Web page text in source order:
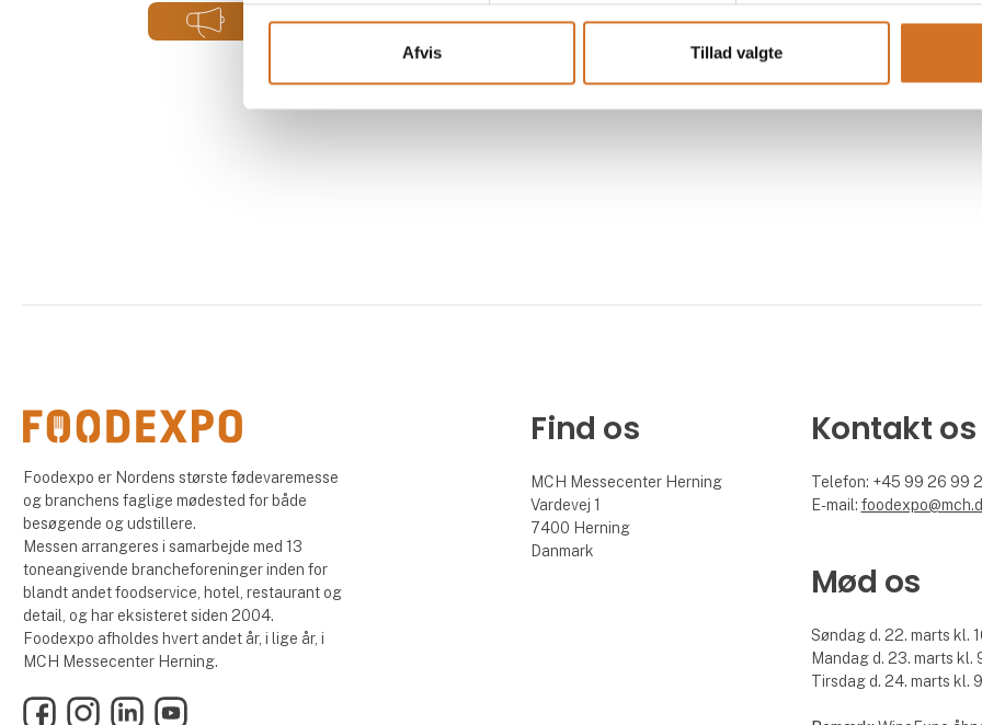
Afvis Tillad valgte
​Rasmus Bredahl
Foodexpo er Nordens største fødevaremesse
og branchens faglige mødested for både
besøgende og udstillere.
Messen arrangeres i samarbejde med 13
toneangivende brancheforeninger inden for
blandt andet foodservice, hotel, restaurant og
detail, og har eksisteret siden 2004.
Foodexpo afholdes hvert andet år, i lige år, i
MCH Messecenter Herning.
FacebookInstagramLinkedInYouTube
Find os
MCH Messecenter Herning
Vardevej 1
7400 Herning
Danmark
Kontakt os
Telefon: +45 99 26 99
E-mail:
Mød os
Søndag d. 22. marts kl.
Mandag d. 23. marts kl.
Tirsdag d. 24. marts kl.